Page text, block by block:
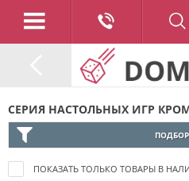
СЕРИЯ НАСТОЛЬНЫХ ИГР
ПОКАЗАТЬ ТОЛЬКО ТОВАРЫ В